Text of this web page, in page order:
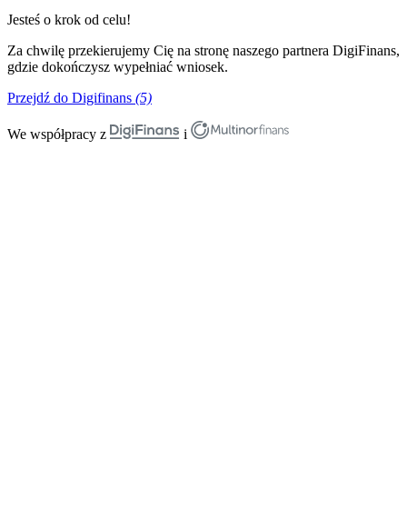
Jesteś o krok od celu!
Za chwilę przekierujemy Cię na stronę naszego partnera DigiFinans,
gdzie dokończysz wypełniać wniosek.
Przejdź do Digifinans (5)
We współpracy z i